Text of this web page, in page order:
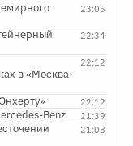
23:05
22:34
22:12
в «Москва-
22:12
21:39
Benz
21:08